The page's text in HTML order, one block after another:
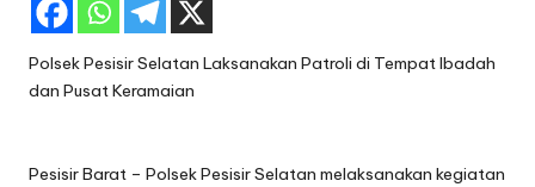
Polsek Pesisir Selatan Laksanakan Patroli di Tempat Ibadah
dan Pusat Keramaian
Pesisir Barat – Polsek Pesisir Selatan melaksanakan kegiatan